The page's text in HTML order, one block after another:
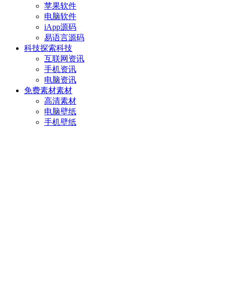
苹果软件
电脑软件
iApp源码
易语言源码
科技探索科技
互联网资讯
手机资讯
电脑资讯
免费素材素材
高清素材
电脑壁纸
手机壁纸